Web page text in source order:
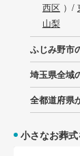
西区 ）/
山梨
ふじみ野市
埼玉県全域
全都道府県
小さなお葬